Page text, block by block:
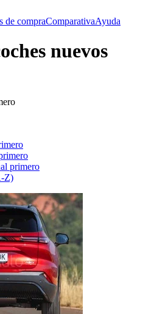
de compraComparativaAyuda
nuevos
primero
Z)